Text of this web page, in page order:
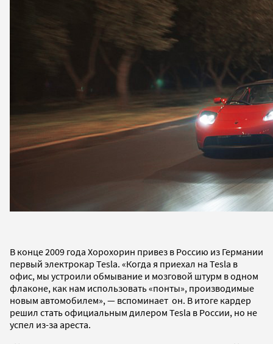
В конце 2009 года Хорохорин привез в Россию из Германии
первый электрокар Tesla. «Когда я приехал на Tesla в
офис, мы устроили обмывание и мозговой штурм в одном
флаконе, как нам использовать «понты», производимые
новым автомобилем», — вспоминает он. В итоге кардер
решил стать официальным дилером Tesla в России, но не
успел из-за ареста.